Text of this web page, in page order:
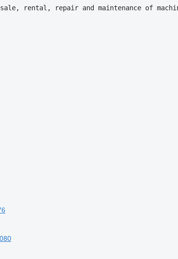
rental, repair and maintenance of